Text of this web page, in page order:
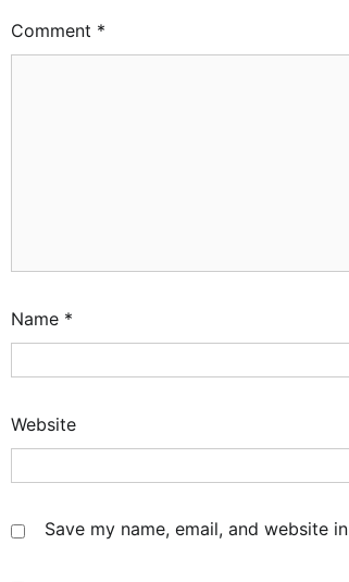
Comment *
Name *
Website
Save my name, email, and website